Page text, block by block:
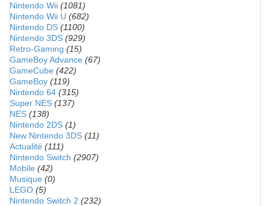
Nintendo Wii (1081)
Nintendo Wii U (682)
Nintendo DS (1100)
Nintendo 3DS (929)
Retro-Gaming (15)
GameBoy Advance (67)
GameCube (422)
GameBoy (119)
Nintendo 64 (315)
Super NES (137)
NES (138)
Nintendo 2DS (1)
New Nintendo 3DS (11)
Actualité (111)
Nintendo Switch (2907)
Mobile (42)
Musique (0)
LEGO (5)
Nintendo Switch 2 (232)